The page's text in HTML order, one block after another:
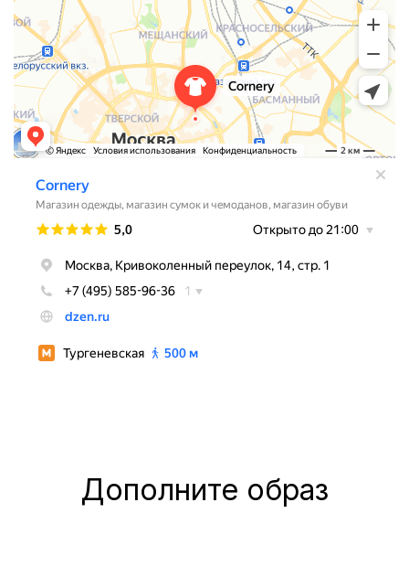
Дополните образ